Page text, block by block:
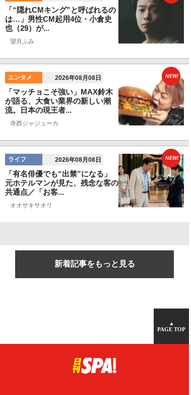
「“隠れCMキング”と呼ばれるの
は…」男性CM起用4位・小倉史
也（29）が...
望月ふみ
エンタメ 2026年08月08日
「マッチョこそ強い」MAX鈴木
が語る、大食い業界の新しい潮
流。日本の現王者...
寺西ジャジューカ
NEW!
ライフ 2026年08月08日
「有名俳優でも“出禁”になる」
元ホテルマンが見た、残念な客の
共通点／「お客...
オオサキサオリ
NEW!
新着記事をもっと見る
▲
PAGE TOP